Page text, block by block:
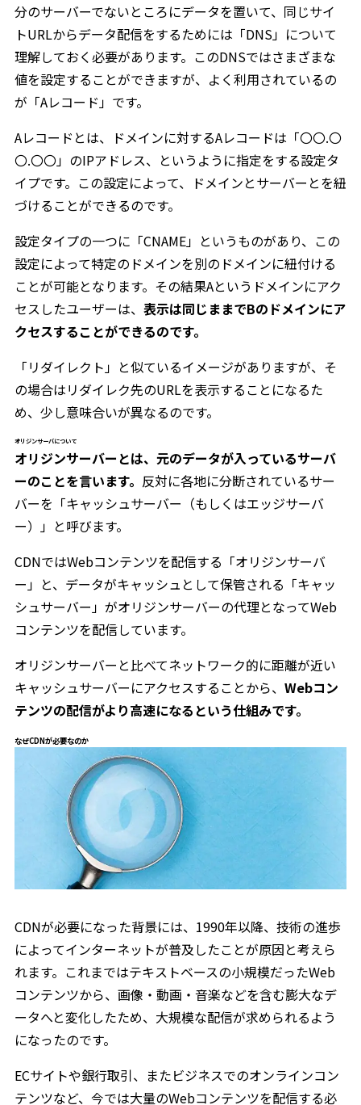
分のサーバーでないところにデータを置いて、同じサイ
トURLからデータ配信をするためには「DNS」について
理解しておく必要があります。このDNSではさまざまな
値を設定することができますが、よく利用されているの
が「Aレコード」です。
Aレコードとは、ドメインに対するAレコードは「〇〇.〇
〇.〇〇」のIPアドレス、というように指定をする設定タ
イプです。この設定によって、ドメインとサーバーとを紐
づけることができるのです。
設定タイプの一つに「CNAME」というものがあり、この
設定によって特定のドメインを別のドメインに紐付ける
ことが可能となります。その結果Aというドメインにアク
セスしたユーザーは、 表示は同じままでBのドメインにア
クセスすることができるのです。
「リダイレクト」と似ているイメージがありますが、そ
の場合はリダイレク先のURLを表示することになるた
め、少し意味合いが異なるのです。
オリジンサーバについて
オリジンサーバーとは、元のデータが入っているサーバ
ーのことを言います。 反対に各地に分断されているサー
バーを「キャッシュサーバー（もしくはエッジサーバ
ー）」と呼びます。
CDNではWebコンテンツを配信する「オリジンサーバ
ー」と、データがキャッシュとして保管される「キャッ
シュサーバー」がオリジンサーバーの代理となってWeb
コンテンツを配信しています。
オリジンサーバーと比べてネットワーク的に距離が近い
キャッシュサーバーにアクセスすることから、 Webコン
テンツの配信がより高速になるという仕組みです。
なぜCDNが必要なのか
CDNが必要になった背景には、1990年以降、技術の進歩
によってインターネットが普及したことが原因と考えら
れます。これまではテキストベースの小規模だったWeb
コンテンツから、画像・動画・音楽などを含む膨大なデ
ータへと変化したため、大規模な配信が求められるよう
になったのです。
ECサイトや銀行取引、またビジネスでのオンラインコン
テンツなど、今では大量のWebコンテンツを配信する必